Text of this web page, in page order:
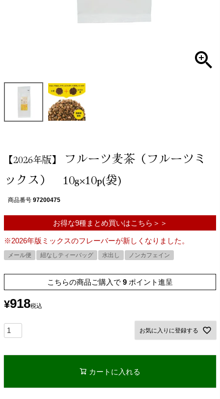
【2026年版】
フルーツ麦茶（フルーツミ
ックス） 10g×10p(袋)
商品番号 97200475
お得な9種まとめ買いはこちら＞＞
※2026年版ミックスのフレーバーが新しくなりました。
メール便 紐なしティーバッグ 水出し ノンカフェイン
こちらの商品ご購入で 9 ポイント進呈
¥918税込
お気に入りに登録する
カートに入れる